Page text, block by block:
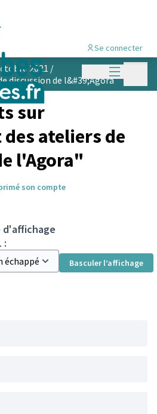
Menu
Se connecter
2021 /
discussion de l&#39;Agora
sur
ateliers de
l'Agora"
son compte
d'affichage
:
Basculer l’affichage